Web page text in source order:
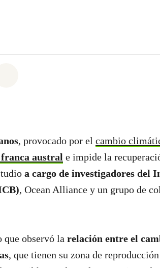
, provocado por el cambio
austral e impide la
a cargo de investigadores del
, Ocean Alliance y un grupo de
que observó la relación entre el
, que tienen su zona de